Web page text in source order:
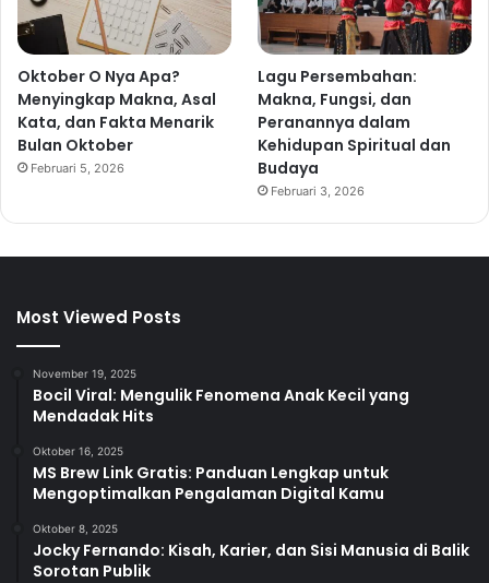
Oktober O Nya Apa?
Menyingkap Makna, Asal
Kata, dan Fakta Menarik
Bulan Oktober
Februari 5, 2026
Lagu Persembahan:
Makna, Fungsi, dan
Peranannya dalam
Kehidupan Spiritual dan
Budaya
Februari 3, 2026
Most Viewed Posts
November 19, 2025
Bocil Viral: Mengulik Fenomena Anak Kecil yang
Mendadak Hits
Oktober 16, 2025
MS Brew Link Gratis: Panduan Lengkap untuk
Mengoptimalkan Pengalaman Digital Kamu
Oktober 8, 2025
Jocky Fernando: Kisah, Karier, dan Sisi Manusia di Balik
Sorotan Publik